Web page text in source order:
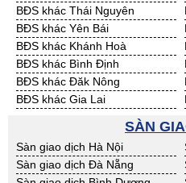
BĐS khác Thái Nguyên
BĐS khác Yên Bái
BĐS khác Khánh Hoà
BĐS khác Bình Định
BĐS khác Đăk Nông
BĐS khác Gia Lai
BĐS khác Ninh Thuận
BĐS khác Quảng Bình
BĐS khác Quảng Ngãi
SÀN
Sàn giao dịch Hà Nội
Sàn giao dịch Đà Nẵng